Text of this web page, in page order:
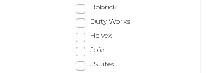
Bobrick
Duty Works
Helvex
Jofel
JSuites